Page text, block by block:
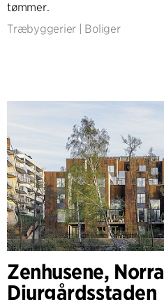
Healthcare
Product Design
2023-2024
2021-2022
2010-2020
2000-2009
1923-1999
Land
Danmark
tømmer.
Træbyggerier
Boliger
Zenhusene, Norra
Djurgårdsstaden